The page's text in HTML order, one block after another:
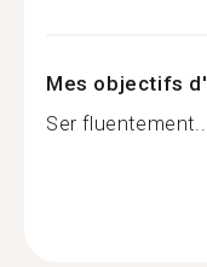
Mes objectifs
Ser